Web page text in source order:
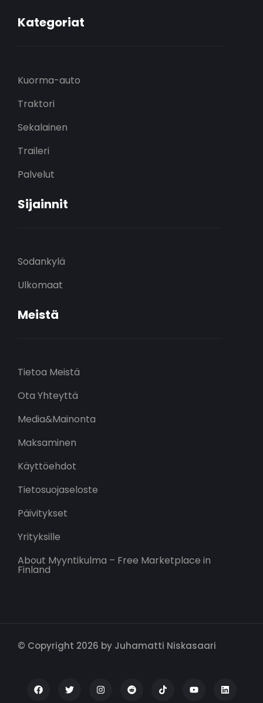
Kategoriat
Kuorma-auto
Traktori
Sekalainen
Traileri
Palvelut
Sijainnit
Sodankylä
Ulkomaat
Meistä
Tietoa Meistä
Ota Yhteyttä
Media&Mainonta
Maksaminen
Käyttöehdot
Tietosuojaseloste
Päivitykset
Yrityksille
About Myyntikulma – Free Marketplace in
Finland
© Copyright 2026 by Juhamatti Niskasaari